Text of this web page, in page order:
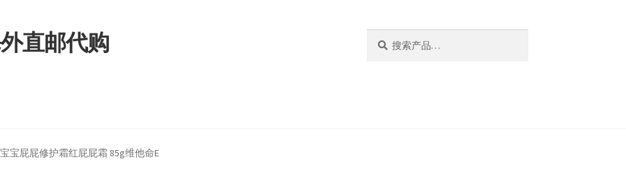
直邮代购
索：
宝屁屁修护霜红屁屁霜 85g维他命E